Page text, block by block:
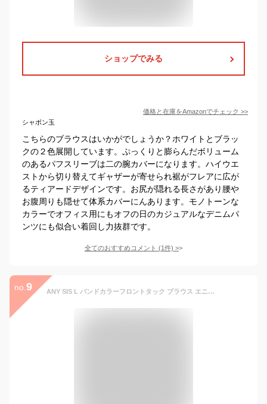
ショップでみる
価格と在庫をAmazonでチェック >>
シャボン玉
こちらのブラウスはいかがでしょうか？ホワイトとブラッ
クの２色展開しています。ぷっくりと膨らんだボリューム
のあるパフスリーブは二の腕カバーになります。ハイウエ
ストから切り替えてギャザーが寄せられ裾がフレアに広が
るティアードデザインです。お尻が隠れる長さがあり腰や
お腹周りも隠せて体系カバーにんあります。モノトーンな
カラーでオフィス用にもオフの日のカジュアルなデニムパ
ンツにも似合い着回し力抜群です。
全てのおすすめコメント (1件) >
no. 9 ANY SIS L バンドカラーフロントタック ブラウス エニィスィス トップス シャツ・ブラウス ホワイト イエロー【送料無料】